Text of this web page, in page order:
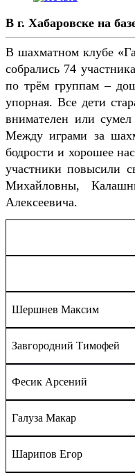
В г. Хабаровске на
В шахматном клубе
собрались 74
по трём группам –
упорная. Все дети
внимателен или сумел
Между играми за
бодрости и хорошее
участники повысили
Михайловны,
Алексеевича.
Шершнев Максим
Завгородний Тимофей
Фесик Арсений
Галуза Макар
Шарипов Егор